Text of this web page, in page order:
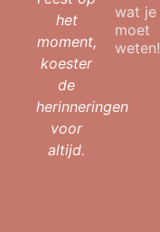
het
moment,
koester
de
herinneringen
voor
altijd.
wat je
moet
weten!